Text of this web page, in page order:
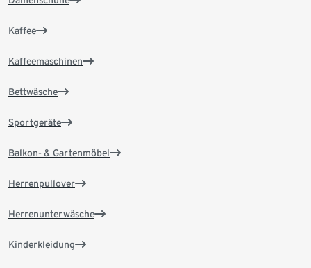
Kaffee
Kaffeemaschinen
Bettwäsche
Sportgeräte
Balkon- & Gartenmöbel
Herrenpullover
Herrenunterwäsche
Kinderkleidung